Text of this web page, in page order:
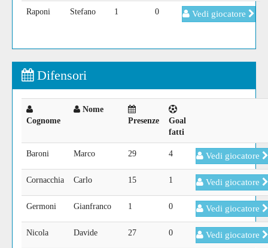
Raponi Stefano 1 0 Vedi giocatore
Difensori
Cognome
Nome
Presenze
Goal
fatti
Baroni Marco 29 4 Vedi giocatore
Cornacchia Carlo 15 1 Vedi giocatore
Germoni Gianfranco 1 0 Vedi giocatore
Nicola Davide 27 0 Vedi giocatore